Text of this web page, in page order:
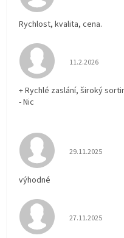
Rychlost, kvalita, cena.
Hodnocení
11.2.2026
+ Rychlé zaslání, široký
- Nic
Hodnocení
29.11.2025
výhodné
Hodnocení
27.11.2025